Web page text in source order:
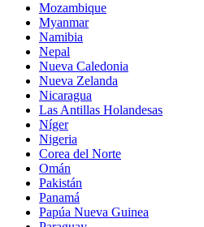
Mozambique
Myanmar
Namibia
Nepal
Nueva Caledonia
Nueva Zelanda
Nicaragua
Las Antillas Holandesas
Níger
Nigeria
Corea del Norte
Omán
Pakistán
Panamá
Papúa Nueva Guinea